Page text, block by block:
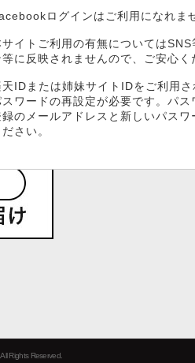
ログインはご利用になれま
サイトご利用の有無についてはSNS
等に反映されませんので、ご安心く
天IDまたは姉妹サイトIDをご利用さ
スワードの再設定が必要です。パス
録のメールアドレスと新しいパスワ
ださい。
Rights Reserved.